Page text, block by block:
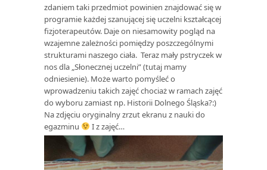
zdaniem taki przedmiot powinien znajdować się w
programie każdej szanującej się uczelni kształcącej
fizjoterapeutów. Daje on niesamowity pogląd na
wzajemne zależności pomiędzy poszczególnymi
strukturami naszego ciała. Teraz mały pstryczek w
nos dla „Słonecznej uczelni” (tutaj mamy
odniesienie). Może warto pomyśleć o
wprowadzeniu takich zajęć chociaż w ramach zajęć
do wyboru zamiast np. Historii Dolnego Śląska?:)
Na zdjęciu oryginalny zrzut ekranu z nauki do
egazminu
I z zajęć…